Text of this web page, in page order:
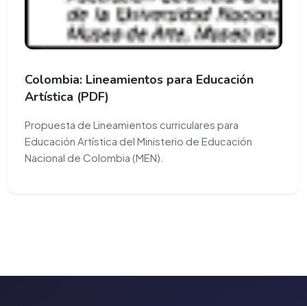
Colombia: Lineamientos para Educación
Artística (PDF)
Propuesta de Lineamientos curriculares para
Educación Artística del Ministerio de Educación
Nacional de Colombia (MEN).